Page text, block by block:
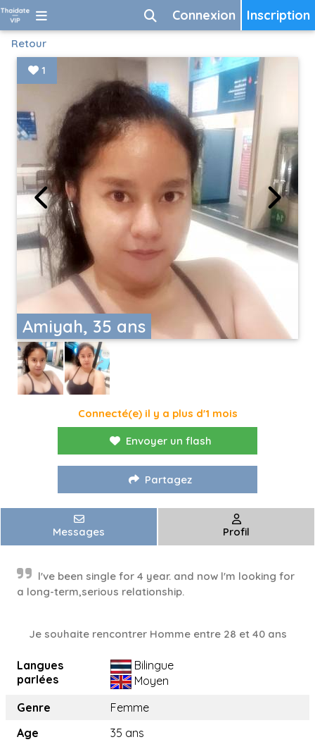
Inscription
Connexion
Retour
Amiyah, 35 ans
1
Connecté(e) il y a plus d'1 mois
Envoyer un flash
Partagez
Messages Profil
l've been single for 4 year. and now l'm looking for
a long-term,serious relationship.
Je souhaite rencontrer Homme entre 28 et 40 ans
Langues
parlées
Bilingue
Moyen
Genre
Femme
Age
35 ans